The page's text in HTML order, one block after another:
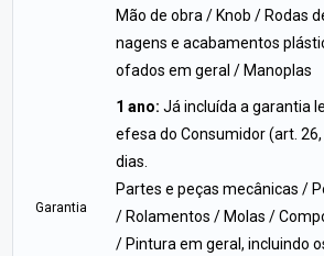
Garantia
Mão de obra / Knob / Rodas
nagens e acabamentos
ofados em geral / Manoplas
1 ano: Já incluída a garantia
efesa do Consumidor (art.
dias.
Partes e peças mecânicas /
/ Rolamentos / Molas /
/ Pintura em geral, incluindo